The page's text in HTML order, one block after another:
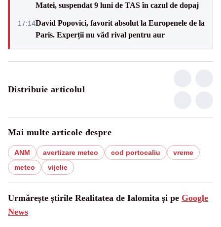
Matei, suspendat 9 luni de TAS în cazul de dopaj
17:14David Popovici, favorit absolut la Europenele de la
Paris. Experții nu văd rival pentru aur
Distribuie articolul
Mai multe articole despre
ANM avertizare meteo cod portocaliu
vreme
meteo
vijelie
Urmărește știrile Realitatea de Ialomita și pe Google
News